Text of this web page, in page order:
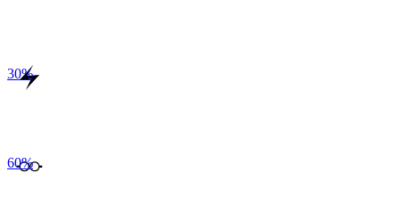
30%
60%